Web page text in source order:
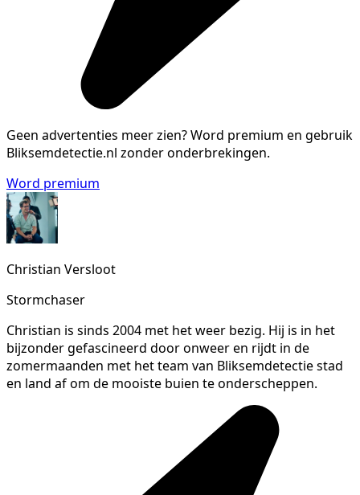
Geen advertenties meer zien?Word premium en gebruik
Bliksemdetectie.nl zonder onderbrekingen.
Word premium
Christian Versloot
Stormchaser
Christian is sinds 2004 met het weer bezig. Hij is in het
bijzonder gefascineerd door onweer en rijdt in de
zomermaanden met het team van Bliksemdetectie stad
en land af om de mooiste buien te onderscheppen.